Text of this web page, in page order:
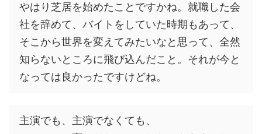
やはり芝居を始めたことですかね。就職した会
社を辞めて、バイトをしていた時期もあって、
そこから世界を変えてみたいなと思って、全然
知らないところに飛び込んだこと。それが今と
なっては良かったですけどね。
主演でも、主演でなくても、